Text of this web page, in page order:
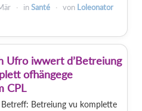
inSanté von Loleonator
Ufro iwwert d’Betreiung
ofhängege
CPL
Betreff: Betreiung vu komplette